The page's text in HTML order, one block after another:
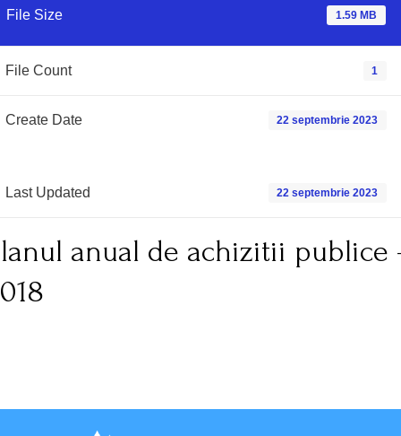
File Size 1.59 MB
File Count 1
Create Date 22 septembrie 2023
Last Updated 22 septembrie 2023
anual de achizitii publice